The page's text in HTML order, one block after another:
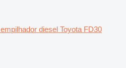
empilhador diesel Toyota FD30